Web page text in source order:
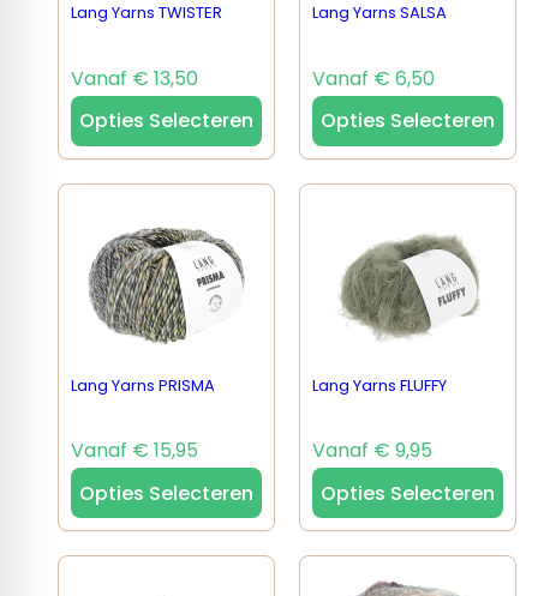
Lang Yarns TWISTER
Vanaf € 13,50
Opties Selecteren
Lang Yarns SALSA
Vanaf € 6,50
Opties Selecteren
Lang Yarns PRISMA
Vanaf € 15,95
Opties Selecteren
Lang Yarns FLUFFY
Vanaf € 9,95
Opties Selecteren